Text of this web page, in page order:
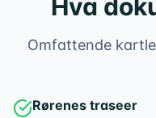
Hva
Omfattende
Rørenes traseer